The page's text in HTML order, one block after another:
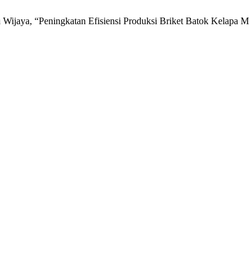
“Peningkatan Efisiensi Produksi Briket Batok Kelapa